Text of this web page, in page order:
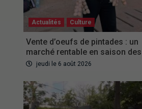
Actualités Culture
Vente d’oeufs de pintades : un
marché rentable en saison
jeudi le 6 août 2026